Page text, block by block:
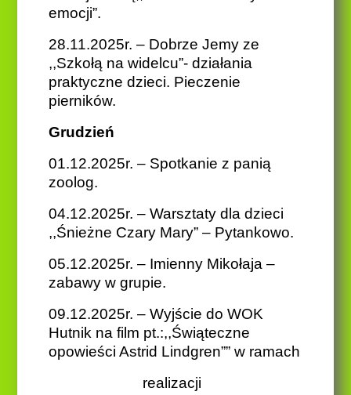
emocji”.
28.11.2025r. – Dobrze Jemy ze
,,Szkołą na widelcu”- działania
praktyczne dzieci. Pieczenie
pierników.
Grudzień
01.12.2025r. – Spotkanie z panią
zoolog.
04.12.2025r. – Warsztaty dla dzieci
,,Śnieżne Czary Mary” – Pytankowo.
05.12.2025r. – Imienny Mikołaja –
zabawy w grupie.
09.12.2025r. – Wyjście do WOK
Hutnik na film pt.:,,Świąteczne
opowieści Astrid Lindgren”” w ramach
realizacji